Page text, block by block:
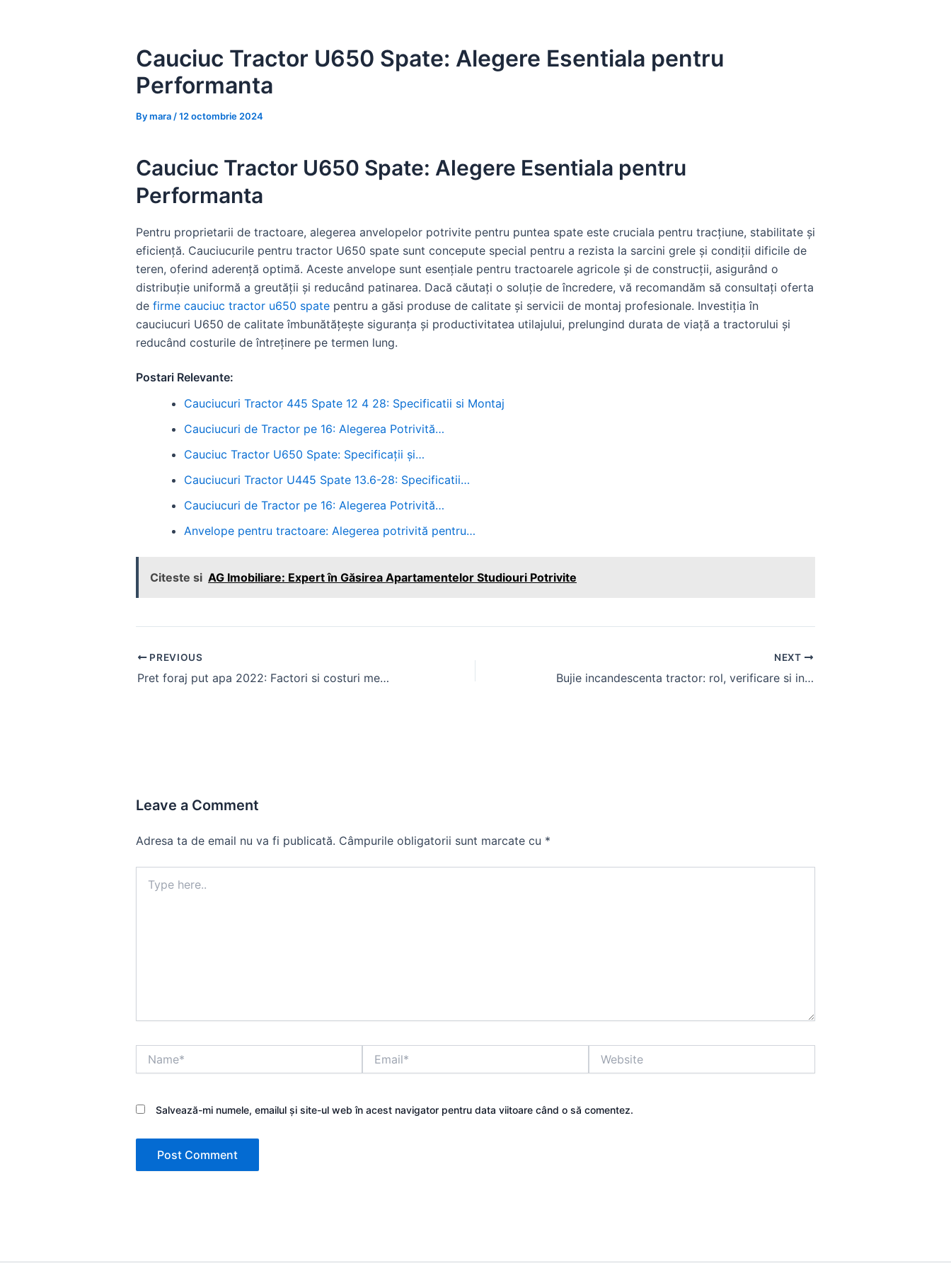
Cauciuc Tractor U650 Spate: Alegere Esentiala pentru
Performanta
Bymara /12 octombrie 2024
Cauciuc Tractor U650 Spate: Alegere Esentiala pentru
Performanta
Pentru proprietarii de tractoare, alegerea anvelopelor potrivite pentru puntea spate este cruciala pentru tracțiune, stabilitate și
eficiență. Cauciucurile pentru tractor U650 spate sunt concepute special pentru a rezista la sarcini grele și condiții dificile de
teren, oferind aderență optimă. Aceste anvelope sunt esențiale pentru tractoarele agricole și de construcții, asigurând o
distribuție uniformă a greutății și reducând patinarea. Dacă căutați o soluție de încredere, vă recomandăm să consultați oferta
de firme cauciuc tractor u650 spate pentru a găsi produse de calitate și servicii de montaj profesionale. Investiția în
cauciucuri U650 de calitate îmbunătățește siguranța și productivitatea utilajului, prelungind durata de viață a tractorului și
reducând costurile de întreținere pe termen lung.
Postari Relevante:
Cauciucuri Tractor 445 Spate 12 4 28: Specificatii si Montaj
Cauciucuri de Tractor pe 16: Alegerea Potrivită…
Cauciuc Tractor U650 Spate: Specificații și…
Cauciucuri Tractor U445 Spate 13.6-28: Specificatii…
Cauciucuri de Tractor pe 16: Alegerea Potrivită…
Anvelope pentru tractoare: Alegerea potrivită pentru…
Citeste si AG Imobiliare: Expert în Găsirea Apartamentelor Studiouri Potrivite
Post
navigation
PREVIOUS
Pret foraj put apa 2022: Factori si costuri medii in Romania
NEXT
Bujie incandescenta tractor: rol, verificare si inlocuire
Leave a Comment
Adresa ta de email nu va fi publicată. Câmpurile obligatorii sunt marcate cu *
here..
Salvează-mi numele, emailul și site-ul web în acest navigator pentru data viitoare când o să comentez.